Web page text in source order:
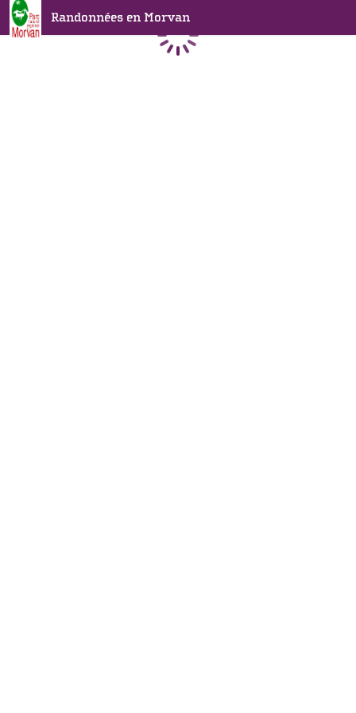
Randonnées en Morvan
Chargement